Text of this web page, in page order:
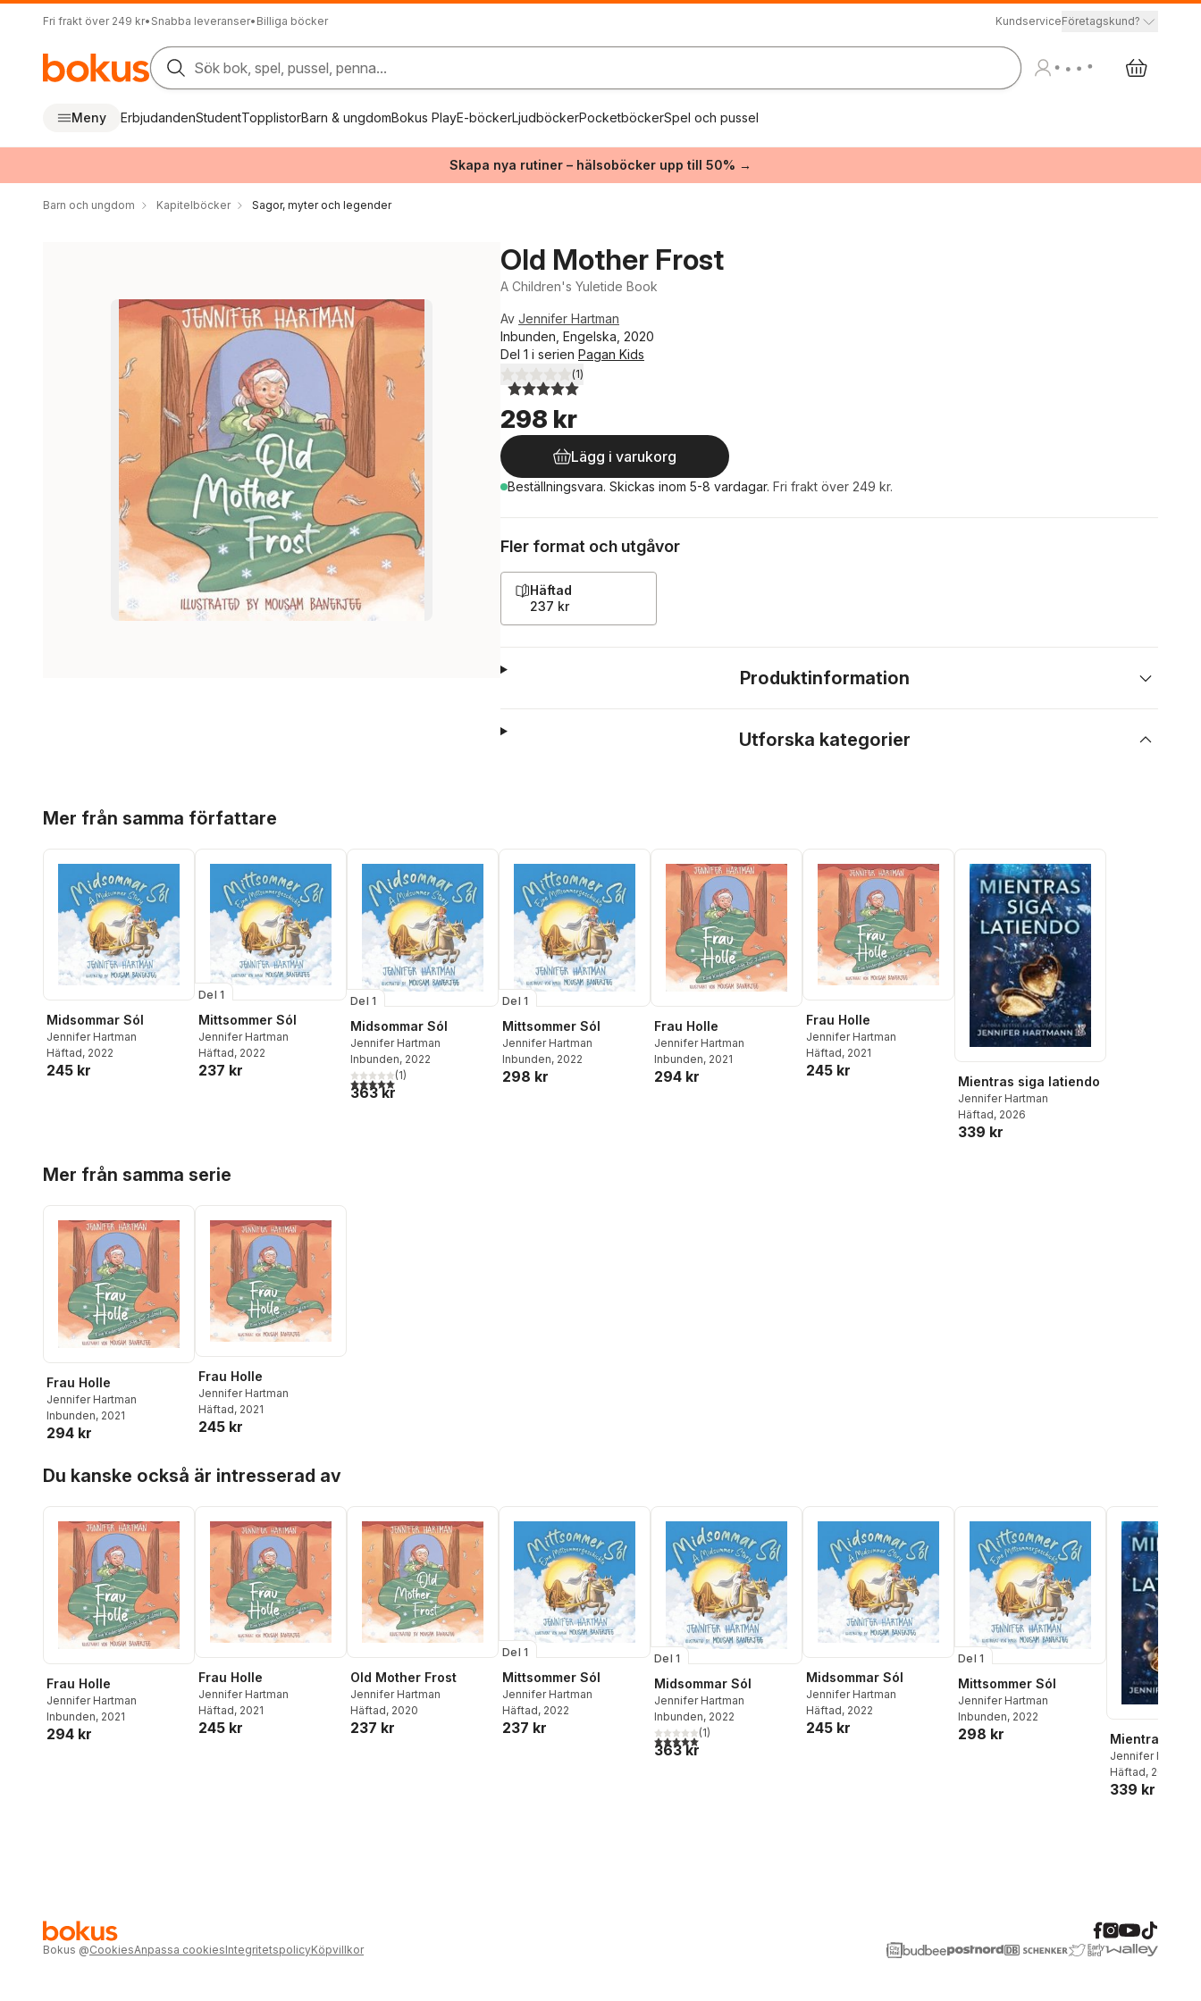
Fri frakt över 249 kr• Snabba leveranser• Billiga böcker KundserviceFöretagskund?
Sök bok, spel, pussel, penna...
Meny ErbjudandenStudentTopplistorBarn & ungdomBokus PlayE-böckerLjudböckerPocketböckerSpel och pussel
Skapa nya rutiner – hälsoböcker upp till 50% →
Barn och ungdom Kapitelböcker Sagor, myter och legender
Old Mother Frost
A Children's Yuletide Book
Av Jennifer Hartman
Inbunden, Engelska, 2020
Del 1 i serien Pagan Kids
5,0utav 5 stjärnor. Totalt antal röster:
(1)
298 kr
Lägg i varukorg
Beställningsvara. Skickas inom 5-8 vardagar. Fri frakt över 249 kr.
Fler format och utgåvor
Häftad
237 kr
Produktinformation
Utforska kategorier
Mer från samma författare
Midsommar Sól
Jennifer Hartman
Häftad, 2022
245 kr
Del 1
Mittsommer Sól
Jennifer Hartman
Häftad, 2022
237 kr
Del 1
Midsommar Sól
Jennifer Hartman
Inbunden, 2022
5,0utav 5 stjärnor. Totalt antal röster:
(1)
363 kr
Del 1
Mittsommer Sól
Jennifer Hartman
Inbunden, 2022
298 kr
Frau Holle
Jennifer Hartman
Inbunden, 2021
294 kr
Frau Holle
Jennifer Hartman
Häftad, 2021
245 kr
Mientras siga latiendo
Jennifer Hartman
Häftad, 2026
339 kr
Mer från samma serie
Frau Holle
Jennifer Hartman
Inbunden, 2021
294 kr
Frau Holle
Jennifer Hartman
Häftad, 2021
245 kr
Du kanske också är intresserad av
Frau Holle
Jennifer Hartman
Inbunden, 2021
294 kr
Frau Holle
Jennifer Hartman
Häftad, 2021
245 kr
Old Mother Frost
Jennifer Hartman
Häftad, 2020
237 kr
Del 1
Mittsommer Sól
Jennifer Hartman
Häftad, 2022
237 kr
Del 1
Midsommar Sól
Jennifer Hartman
Inbunden, 2022
5,0utav 5 stjärnor. Totalt antal röster:
(1)
363 kr
Midsommar Sól
Jennifer Hartman
Häftad, 2022
245 kr
Del 1
Mittsommer Sól
Jennifer Hartman
Inbunden, 2022
298 kr Mientras siga
Jennifer Hartman
Häftad, 2026
339 kr
Bokus @CookiesAnpassa cookiesIntegritetspolicyKöpvillkor